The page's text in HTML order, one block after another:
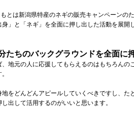
とは新潟県特産のネギの販売キャンペーンの
」と「ネギ」を全面に押し出した活動を展開
たちのバックグラウンドを全面に
地元の人に応援してもらえるのはもちろん
地をどんどんアピールしていくべきですし、
出して活用するのがいいと思います。